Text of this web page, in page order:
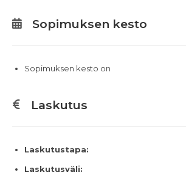
Sopimuksen kesto
Sopimuksen kesto on
Laskutus
Laskutustapa:
Laskutusväli: